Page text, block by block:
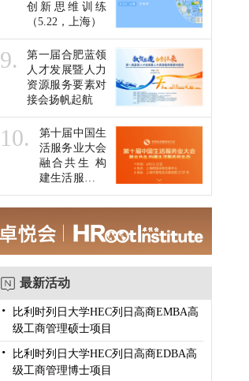
创新思维训练
（5.22，上海）
9.
第一届合肥蓝领
人才发展暨人力
资源服务要素对
接会扬帆起航
10.
第十届中国生
活服务业大会
融合共生 构
建生活服务新
生态
最新活动
·
比利时列日大学HEC列日高商EMBA高
级工商管理硕士项目
·
比利时列日大学HEC列日高商EDBA高
级工商管理博士项目